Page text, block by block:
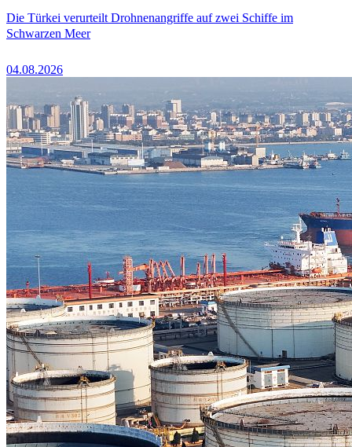
Die Türkei verurteilt Drohnenangriffe auf zwei Schiffe im
Schwarzen Meer
04.08.2026